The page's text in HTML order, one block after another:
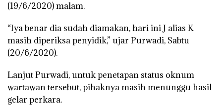
(19/6/2020) malam.
“Iya benar dia sudah diamakan, hari ini J alias K
masih diperiksa penyidik,” ujar Purwadi, Sabtu
(20/6/2020).
Lanjut Purwadi, untuk penetapan status oknum
wartawan tersebut, pihaknya masih menunggu hasil
gelar perkara.